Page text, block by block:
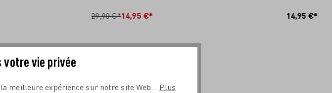
29,90 €*14,95 €* 14,95 €*
votre vie privée
meilleure expérience sur notre site Web... Plus